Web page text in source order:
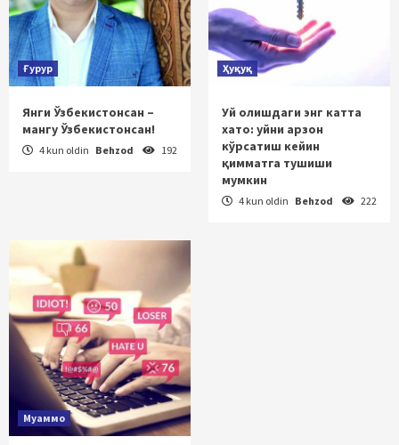
Ғурур
Янги Ўзбекистонсан –
мангу Ўзбекистонсан!
4 kun oldin Behzod 192
Ҳуқуқ
Уй олишдаги энг катта
хато: уйни арзон
кўрсатиш кейин
қимматга тушиши
мумкин
4 kun oldin Behzod 222
Муаммо